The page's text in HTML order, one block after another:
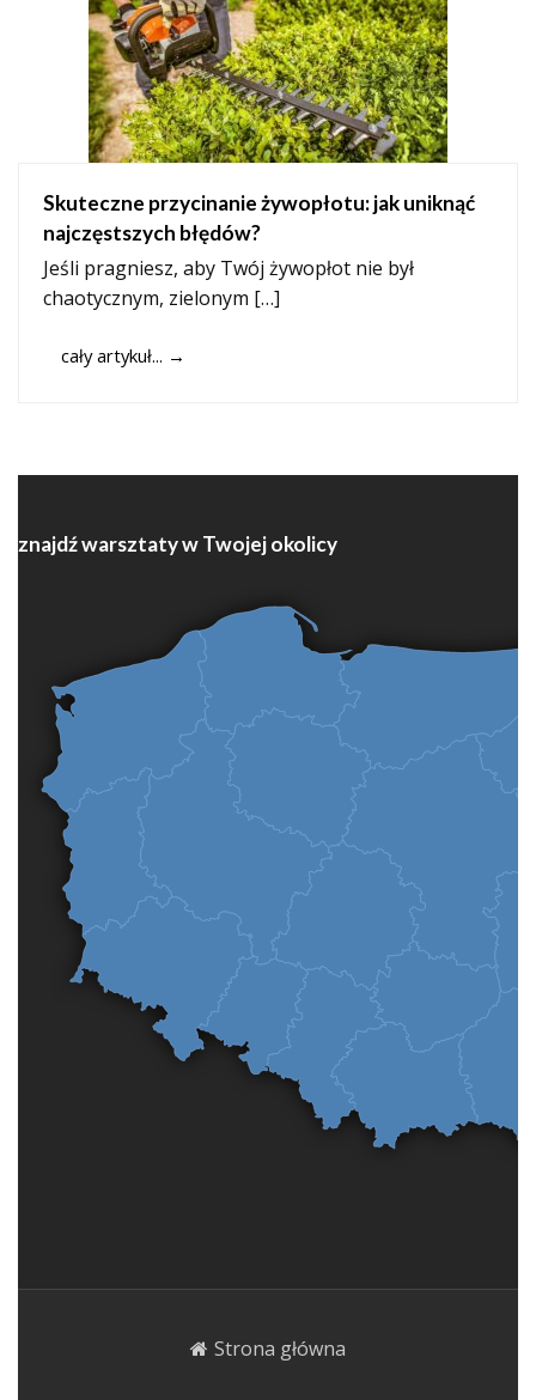
Skuteczne przycinanie żywopłotu: jak uniknąć
najczęstszych błędów?
Jeśli pragniesz, aby Twój żywopłot nie był
chaotycznym, zielonym […]
cały artykuł... →
znajdź warsztaty w Twojej okolicy
Strona główna